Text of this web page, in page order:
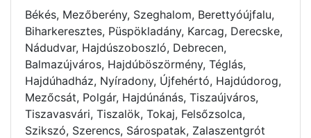
Békés, Mezőberény, Szeghalom, Berettyóújfalu,
Biharkeresztes, Püspökladány, Karcag, Derecske,
Nádudvar, Hajdúszoboszló, Debrecen,
Balmazújváros, Hajdúböszörmény, Téglás,
Hajdúhadház, Nyíradony, Újfehértó, Hajdúdorog,
Mezőcsát, Polgár, Hajdúnánás, Tiszaújváros,
Tiszavasvári, Tiszalök, Tokaj, Felsőzsolca,
Szikszó, Szerencs, Sárospatak, Zalaszentgrót